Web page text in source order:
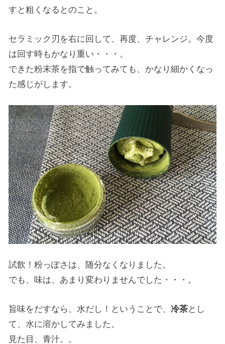
すと粗くなるとのこと。
セラミック刃を右に回して、再度、チャレンジ。今度
は回す時もかなり重い・・・。
できた粉末茶を指で触ってみても、かなり細かくなっ
た感じがします。
試飲！粉っぽさは、随分なくなりました。
でも、味は、あまり変わりませんでした・・・。
旨味をだすなら、水だし！ということで、冷茶とし
て、水に溶かしてみました。
見た目、青汁。。